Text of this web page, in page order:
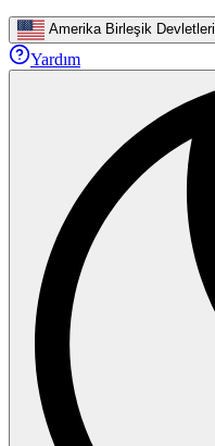
Amerika Birleşik Devletleri
Yardım